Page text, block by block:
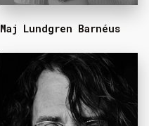
Maj Lundgren Barnéus